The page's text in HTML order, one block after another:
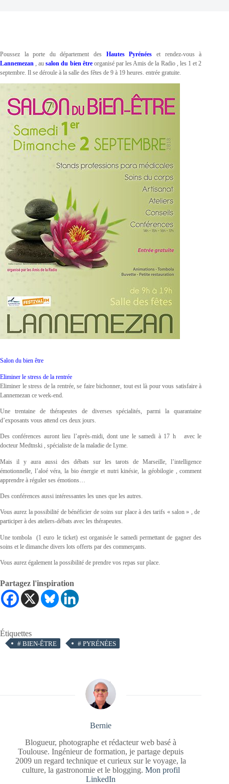
Poussez la porte du département des Hautes Pyrénées et rendez-vous à
Lannemezan , ausalon du bien êtreorganisé par les Amis de la Radio , les 1 et 2
septembre. Il se déroule à la salle des fêtes de 9 à 19 heures. entrée gratuite.
Salon du bien être
Eliminer le stress de la rentrée
Eliminer le stress de la rentrée, se faire bichonner, tout est là pour vous satisfaire à
Lannemezan ce week-end.
Une trentaine de thérapeutes de diverses spécialités, parmi la quarantaine
d’exposants vous attend ces deux jours.
Des conférences auront lieu l’après-midi, dont une le samedi à 17 h avec le
docteur Medtnski , spécialiste de la maladie de Lyme.
Mais il y aura aussi des débats sur les tarots de Marseille, l’intelligence
émotionnelle, l’aloé véra, la bio énergie et nutri kinésie, la géobilogie , comment
apprendre à réguler ses émotions…
Des conférences aussi intéressantes les unes que les autres.
Vous aurez la possibilité de bénéficier de soins sur place à des tarifs « salon » , de
participer à des ateliers-débats avec les thérapeutes.
Une tombola (1 euro le ticket) est organisée le samedi permettant de gagner des
soins et le dimanche divers lots offerts par des commerçants.
Vous aurez également la possibilité de prendre vos repas sur place.
Partagez l'inspiration
Étiquettes
# BIEN-ÊTRE # PYRÉNÉES
Bernie
Blogueur, photographe et rédacteur web basé à
Toulouse. Ingénieur de formation, je partage depuis
2009 un regard technique et curieux sur le voyage, la
culture, la gastronomie et le blogging. Mon profil
LinkedIn